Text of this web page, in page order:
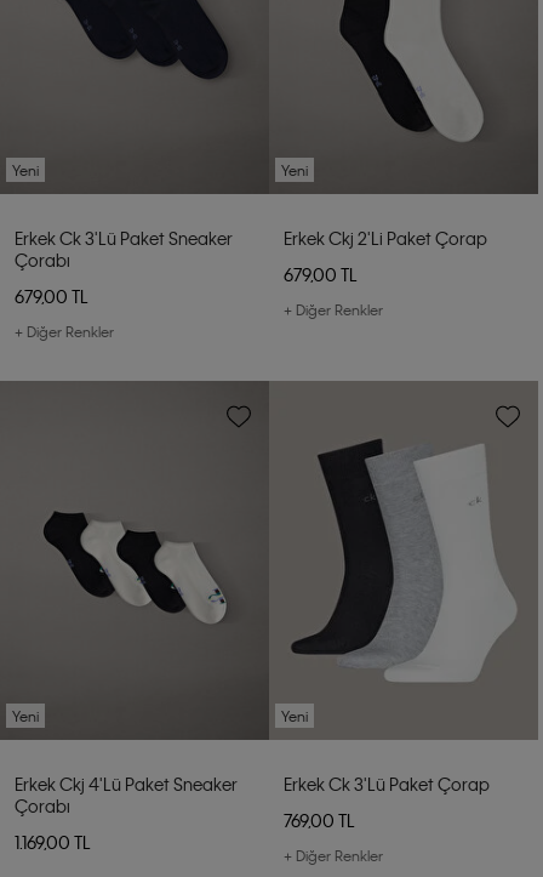
Yeni
Erkek Ck 3'lü Paket Sneaker
Çorabı
679,00 TL
+ Diğer Renkler
Yeni
Erkek Ckj 2'li Paket Çorap
679,00 TL
+ Diğer Renkler
Yeni
Erkek Ckj 4'lü Paket Sneaker
Çorabı
1.169,00 TL
Yeni
Erkek Ck 3'lü Paket Çorap
769,00 TL
+ Diğer Renkler